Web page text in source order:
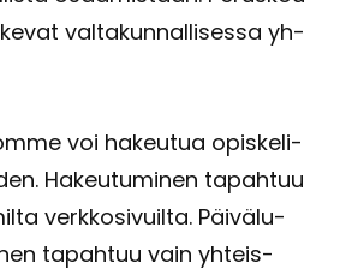
val­ta­kun­nal­li­ses­sa yh­
voi ha­keu­tua opis­ke­li­
Ha­keu­tu­mi­nen ta­pah­tuu
verk­ko­si­vuil­ta. Päi­vä­lu­
ta­pah­tuu vain yh­teis­